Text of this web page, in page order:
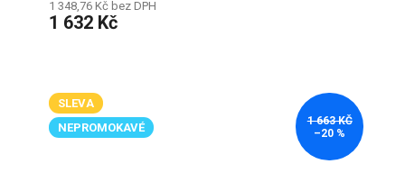
1 348,76 Kč bez DPH
1 632 Kč
SLEVA
NEPROMOKAVÉ
1 663 KČ
–20 %